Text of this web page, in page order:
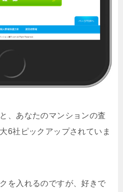
、あなたのマンションの査
6社ピックアップされていま
を入れるのですが、好きで